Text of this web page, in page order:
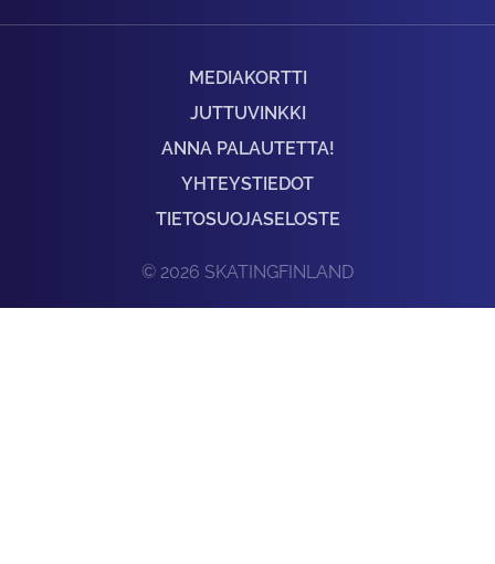
MEDIAKORTTI
JUTTUVINKKI
ANNA PALAUTETTA!
YHTEYSTIEDOT
TIETOSUOJASELOSTE
© 2026 SKATINGFINLAND